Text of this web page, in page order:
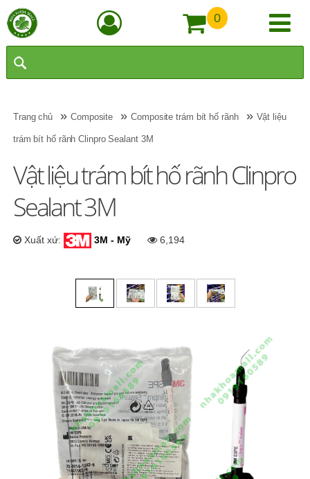
0
Trang chủ »Composite »Composite trám bít hố rãnh » Vật liệu
trám bít hố rãnh Clinpro Sealant 3M
Vật liệu trám bít hố rãnh Clinpro
Sealant 3M
Xuất xứ: 3M - Mỹ 6,194